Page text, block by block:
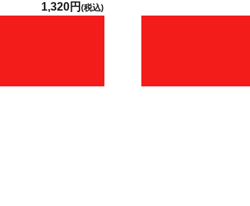
1,320円 (税込)